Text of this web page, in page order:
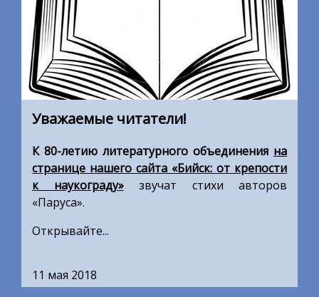
Уважаемые читатели!
К 80-летию литературного объединения на
странице нашего сайта «Бийск: от крепости
к наукограду»звучат стихи авторов
«Паруса».
Открывайте...
11 мая 2018